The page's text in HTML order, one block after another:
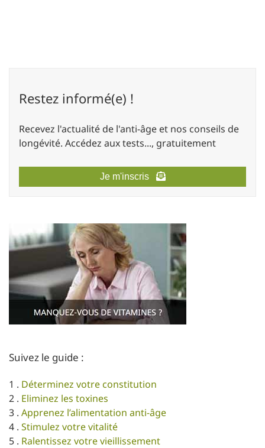
Restez informé(e) !
Recevez l'actualité de l'anti-âge et nos conseils de
longévité. Accédez aux tests..., gratuitement
Je m'inscris
Suivez le guide :
1 . Déterminez votre constitution
2 . Eliminez les toxines
3 . Apprenez l’alimentation anti-âge
4 . Stimulez votre vitalité
5 . Ralentissez votre vieillissement